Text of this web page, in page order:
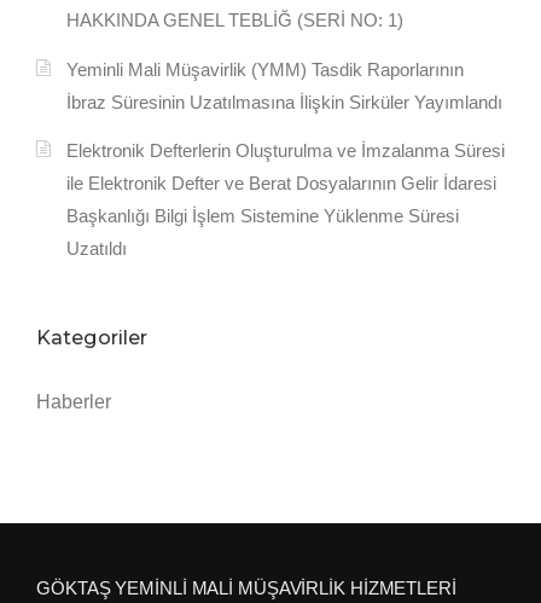
HAKKINDA GENEL TEBLİĞ (SERİ NO: 1)
Yeminli Mali Müşavirlik (YMM) Tasdik Raporlarının
İbraz Süresinin Uzatılmasına İlişkin Sirküler Yayımlandı
Elektronik Defterlerin Oluşturulma ve İmzalanma Süresi
ile Elektronik Defter ve Berat Dosyalarının Gelir İdaresi
Başkanlığı Bilgi İşlem Sistemine Yüklenme Süresi
Uzatıldı
Kategoriler
Haberler
GÖKTAŞ YEMİNLİ MALİ MÜŞAVİRLİK HİZMETLERİ